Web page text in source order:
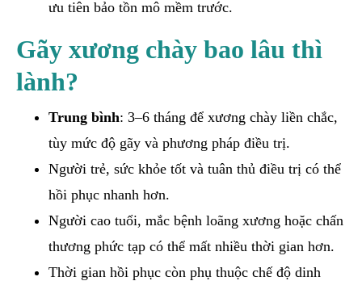
ưu tiên bảo tồn mô mềm trước.
Gãy xương chày bao lâu thì
lành?
Trung bình: 3–6 tháng để xương chày liền chắc,
tùy mức độ gãy và phương pháp điều trị.
Người trẻ, sức khỏe tốt và tuân thủ điều trị có thể
hồi phục nhanh hơn.
Người cao tuổi, mắc bệnh loãng xương hoặc chấn
thương phức tạp có thể mất nhiều thời gian hơn.
Thời gian hồi phục còn phụ thuộc chế độ dinh